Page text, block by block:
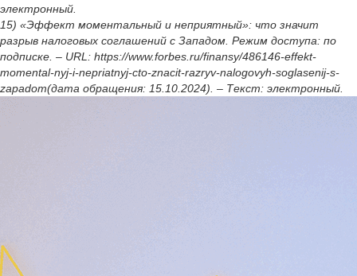
электронный.
15) «Эффект моментальный и неприятный»: что значит
разрыв налоговых соглашений с Западом. Режим доступа: по
подписке. – URL: https://www.forbes.ru/finansy/486146-effekt-
momental-nyj-i-nepriatnyj-cto-znacit-razryv-nalogovyh-soglasenij-s-
zapadom(дата обращения: 15.10.2024). – Текст: электронный.